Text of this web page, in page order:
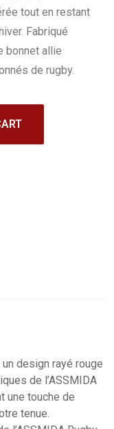
tout en restant
Fabriqué
bonnet allie
de rugby.
design rayé rouge
de l’ASSMIDA
une touche de
tenue.